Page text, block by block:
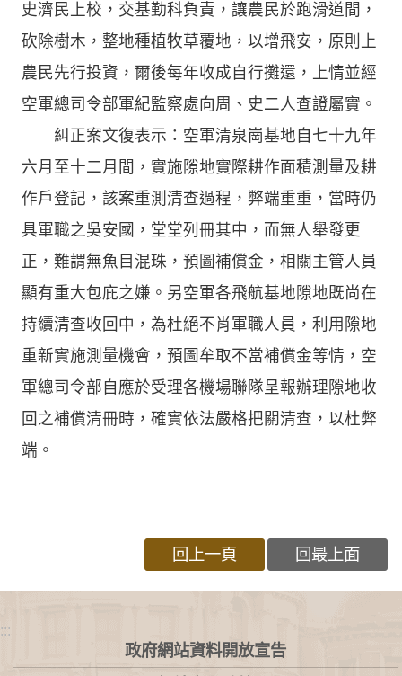
史濟民上校，交基勤科負責，讓農民於跑滑道間，
砍除樹木，整地種植牧草覆地，以增飛安，原則上
農民先行投資，爾後每年收成自行攤還，上情並經
空軍總司令部軍紀監察處向周、史二人查證屬實。
糾正案文復表示：空軍清泉崗基地自七十九年
六月至十二月間，實施隙地實際耕作面積測量及耕
作戶登記，該案重測清查過程，弊端重重，當時仍
具軍職之吳安國，堂堂列冊其中，而無人舉發更
正，難謂無魚目混珠，預圖補償金，相關主管人員
顯有重大包庇之嫌。另空軍各飛航基地隙地既尚在
持續清查收回中，為杜絕不肖軍職人員，利用隙地
重新實施測量機會，預圖牟取不當補償金等情，空
軍總司令部自應於受理各機場聯隊呈報辦理隙地收
回之補償清冊時，確實依法嚴格把關清查，以杜弊
端。
回上一頁 回最上面
:::
政府網站資料開放宣告